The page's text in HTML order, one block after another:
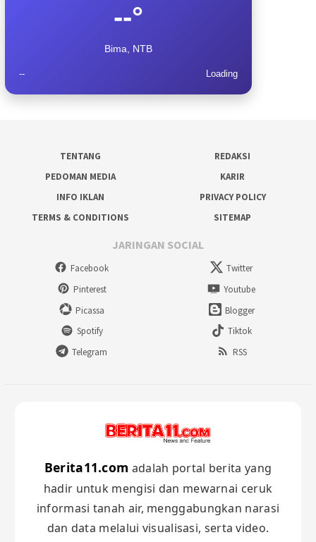
--°
Bima, NTB
-- Loading
TENTANG
REDAKSI
PEDOMAN MEDIA
KARIR
INFO IKLAN
PRIVACY POLICY
TERMS & CONDITIONS
SITEMAP
JARINGAN SOCIAL
Facebook
Twitter
Pinterest
Youtube
Picassa
Blogger
Spotify
Tiktok
Telegram
RSS
Berita11.com adalah portal berita yang
hadir untuk mengisi dan mewarnai ceruk
informasi tanah air, menggabungkan narasi
dan data melalui visualisasi, serta video.